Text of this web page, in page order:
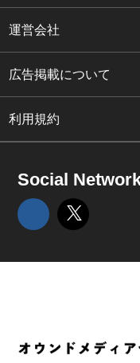
運営会社
広告掲載について
利用規約
Social